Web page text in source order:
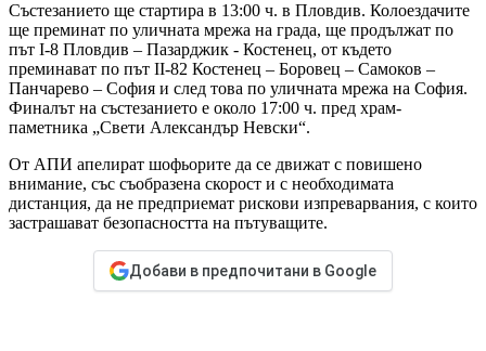
Състезанието ще стартира в 13:00 ч. в Пловдив. Колоездачите
ще преминат по уличната мрежа на града, ще продължат по
път I-8 Пловдив – Пазарджик - Костенец, от където
преминават по път II-82 Костенец – Боровец – Самоков –
Панчарево – София и след това по уличната мрежа на София.
Финалът на състезанието е около 17:00 ч. пред храм-
паметника „Свети Александър Невски“.
От АПИ апелират шофьорите да се движат с повишено
внимание, със съобразена скорост и с необходимата
дистанция, да не предприемат рискови изпреварвания, с които
застрашават безопасността на пътуващите.
Добави в предпочитани в Google